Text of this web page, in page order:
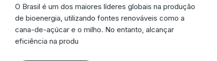
O Brasil é um dos maiores líderes globais na produção
de bioenergia, utilizando fontes renováveis como a
cana-de-açúcar e o milho. No entanto, alcançar
eficiência na produ